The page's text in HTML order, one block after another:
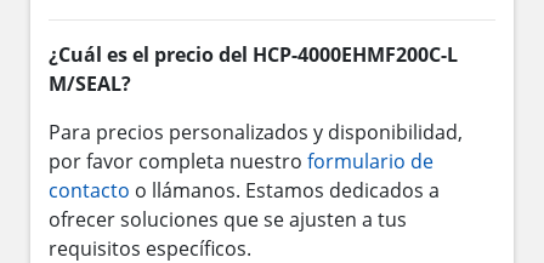
¿Cuál es el precio del HCP-4000EHMF200C-L
M/SEAL?
Para precios personalizados y disponibilidad,
por favor completa nuestro formulario de
contacto o llámanos. Estamos dedicados a
ofrecer soluciones que se ajusten a tus
requisitos específicos.